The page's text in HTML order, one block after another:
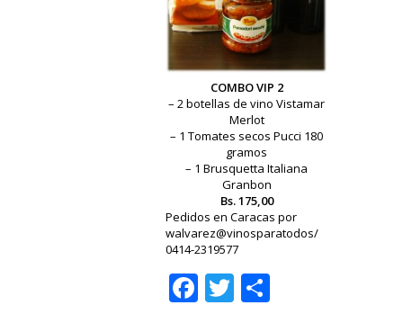
COMBO VIP 2
– 2 botellas de vino Vistamar
Merlot
– 1 Tomates secos Pucci 180
gramos
– 1 Brusquetta Italiana
Granbon
Bs. 175,00
Pedidos en Caracas por
walvarez@vinosparatodos/
0414-2319577
Facebook
Twitter